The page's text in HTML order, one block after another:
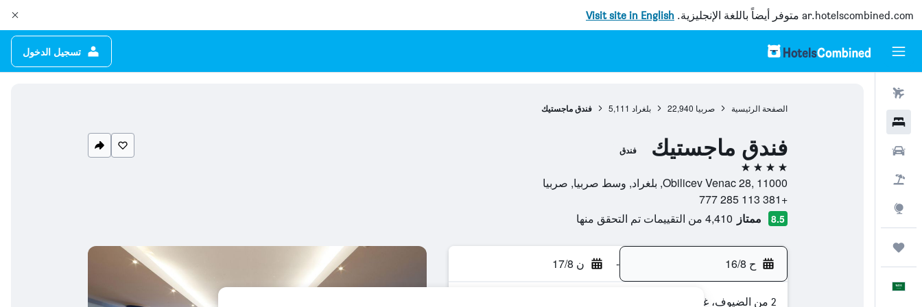
ar.hotelscombined.com متوفر أيضاً باللغة الإنجليزية. Visit site in English
تسجيل الدخول
الصفحة الرئيسية صربيا 22,940 بلغراد 5,111 فندق ماجستيك
فندق ماجستيك فندق
4 نجوم
Obilicev Venac 28, 11000, بلغراد, وسط صربيا, صربيا
+381 113 285 777
8.5 ممتاز 4,410 من التقييمات تم التحقق منها
ح 16/8 - ن 17/8
2 من الضيوف، غرفة واحدة